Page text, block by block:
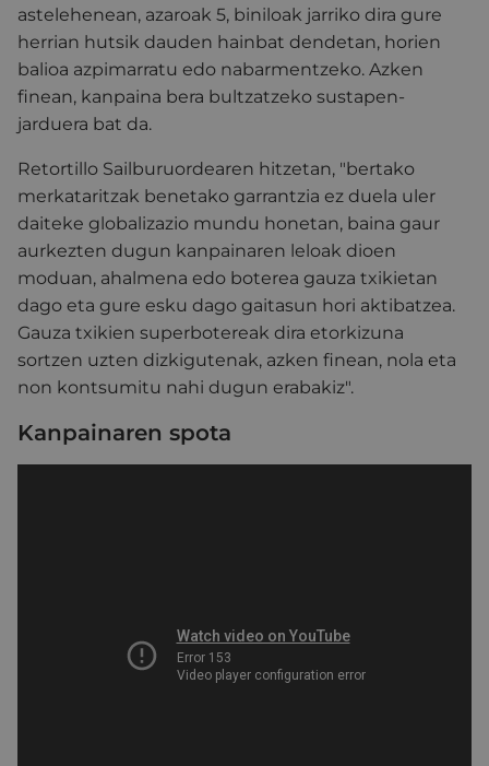
astelehenean, azaroak 5, biniloak jarriko dira gure
herrian hutsik dauden hainbat dendetan, horien
balioa azpimarratu edo nabarmentzeko. Azken
finean, kanpaina bera bultzatzeko sustapen-
jarduera bat da.
Retortillo Sailburuordearen hitzetan, "bertako
merkataritzak benetako garrantzia ez duela uler
daiteke globalizazio mundu honetan, baina gaur
aurkezten dugun kanpainaren leloak dioen
moduan, ahalmena edo boterea gauza txikietan
dago eta gure esku dago gaitasun hori aktibatzea.
Gauza txikien superbotereak dira etorkizuna
sortzen uzten dizkigutenak, azken finean, nola eta
non kontsumitu nahi dugun erabakiz".
Kanpainaren spota